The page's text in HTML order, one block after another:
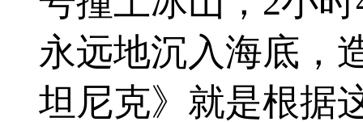
永远地沉入海底，
坦尼克》就是根